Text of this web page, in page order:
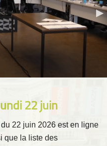
22 juin
22 juin 2026 est en ligne
que la liste des